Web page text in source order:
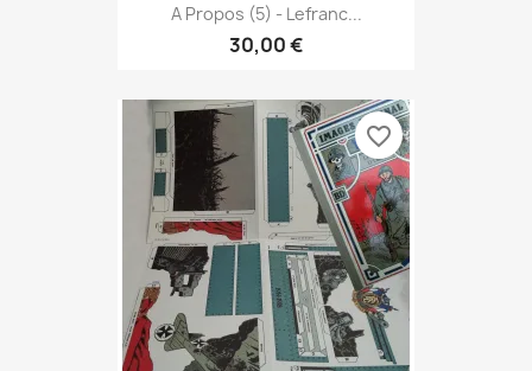
A Propos (5) - Lefranc...
30,00 €
favorite_border